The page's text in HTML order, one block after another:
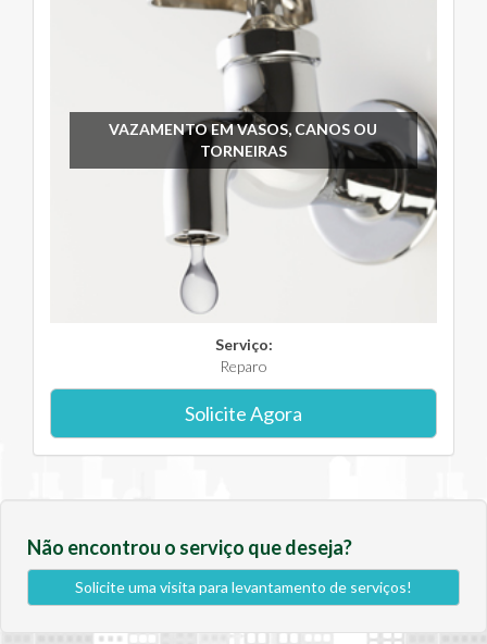
VAZAMENTO EM VASOS, CANOS OU
TORNEIRAS
Serviço:
Reparo
Solicite Agora
Não encontrou o serviço que deseja?
Solicite uma visita para levantamento de serviços!